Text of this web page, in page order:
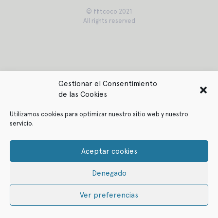
Gestionar el Consentimiento
de las Cookies
Utilizamos cookies para optimizar nuestro sitio web y nuestro
servicio.
Aceptar cookies
Denegado
Ver preferencias
© ffitcoco 2021
All rights reserved